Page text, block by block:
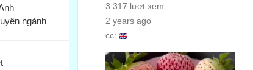
ngành
3.317 lượt xem
2 years ago
cc: